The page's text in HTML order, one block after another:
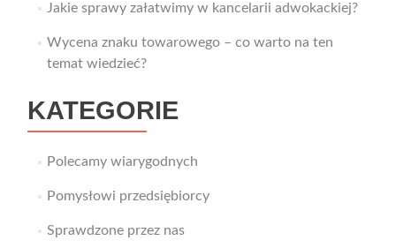
Jakie sprawy załatwimy w kancelarii adwokackiej?
Wycena znaku towarowego – co warto na ten
temat wiedzieć?
KATEGORIE
Polecamy wiarygodnych
Pomysłowi przedsiębiorcy
Sprawdzone przez nas